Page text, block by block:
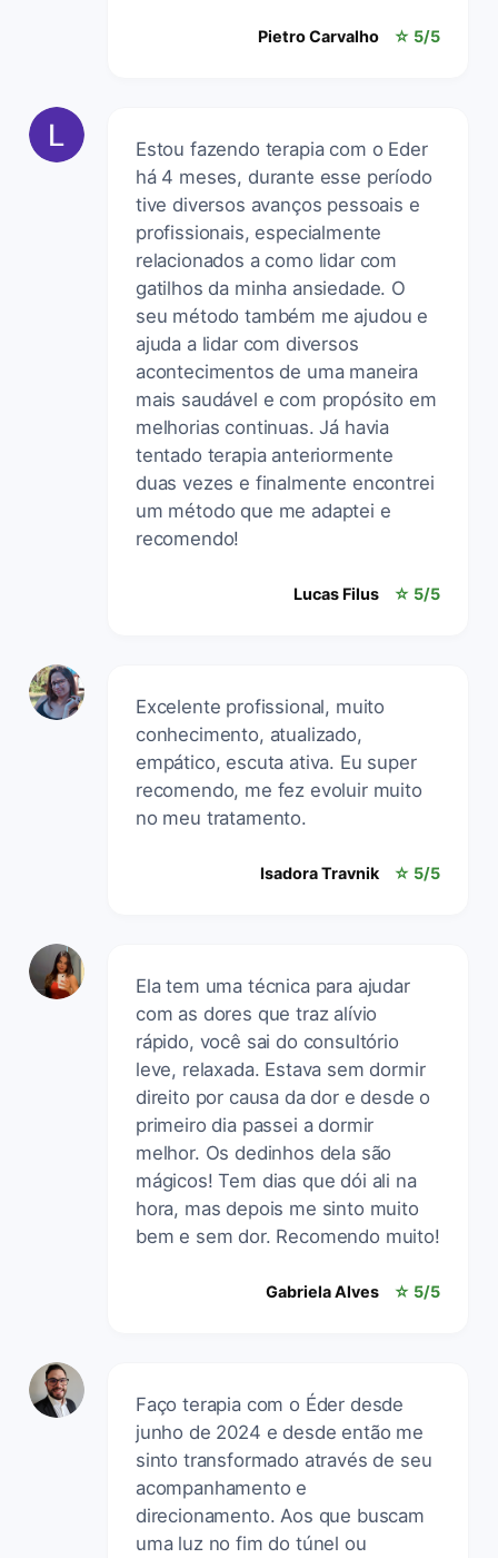
Pietro Carvalho ☆ 5/5
Estou fazendo terapia com o Eder
há 4 meses, durante esse período
tive diversos avanços pessoais e
profissionais, especialmente
relacionados a como lidar com
gatilhos da minha ansiedade. O
seu método também me ajudou e
ajuda a lidar com diversos
acontecimentos de uma maneira
mais saudável e com propósito em
melhorias continuas. Já havia
tentado terapia anteriormente
duas vezes e finalmente encontrei
um método que me adaptei e
recomendo!
Lucas Filus ☆ 5/5
Excelente profissional, muito
conhecimento, atualizado,
empático, escuta ativa. Eu super
recomendo, me fez evoluir muito
no meu tratamento.
Isadora Travnik ☆ 5/5
Ela tem uma técnica para ajudar
com as dores que traz alívio
rápido, você sai do consultório
leve, relaxada. Estava sem dormir
direito por causa da dor e desde o
primeiro dia passei a dormir
melhor. Os dedinhos dela são
mágicos! Tem dias que dói ali na
hora, mas depois me sinto muito
bem e sem dor. Recomendo muito!
Gabriela Alves ☆ 5/5
Faço terapia com o Éder desde
junho de 2024 e desde então me
sinto transformado através de seu
acompanhamento e
direcionamento. Aos que buscam
uma luz no fim do túnel ou